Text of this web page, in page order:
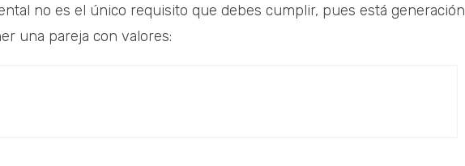
no es el único requisito que debes cumplir, pues está generación
una pareja con valores: